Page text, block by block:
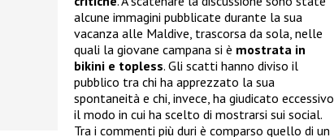
alcune immagini pubblicate durante la sua
vacanza alle Maldive, trascorsa da sola, nelle
quali la giovane campana si è mostrata in
bikini e topless. Gli scatti hanno diviso il
pubblico tra chi ha apprezzato la sua
spontaneità e chi, invece, ha giudicato eccessivo
il modo in cui ha scelto di mostrarsi sui social.
Tra i commenti più duri è comparso quello di un